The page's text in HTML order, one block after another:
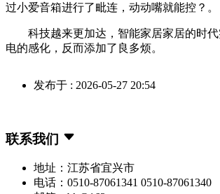
过小爱音箱进行了毗连，动动嘴就能控？。
科技越来更加达，智能家居家居的时代
电的感化，反而添加了良多烦。
发布于 : 2026-05-27 20:54
联系我们
地址：江苏省宜兴市
电话：0510-87061341 0510-87061340